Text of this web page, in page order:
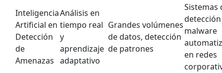
Inteligencia
Artificial en
Detección
de
Amenazas
Análisis en
tiempo real
y
aprendizaje
adaptativo
Grandes volúmenes
de datos, detección
de patrones
Sistemas
malware
en redes